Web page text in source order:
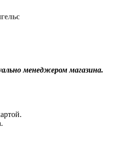
менеджером магазина.